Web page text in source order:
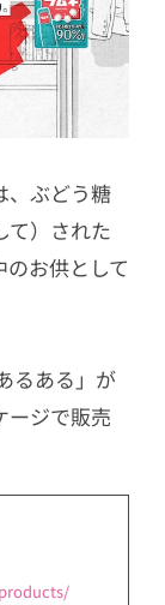
、ぶどう糖
）された
お供として
るある」が
ージで販売